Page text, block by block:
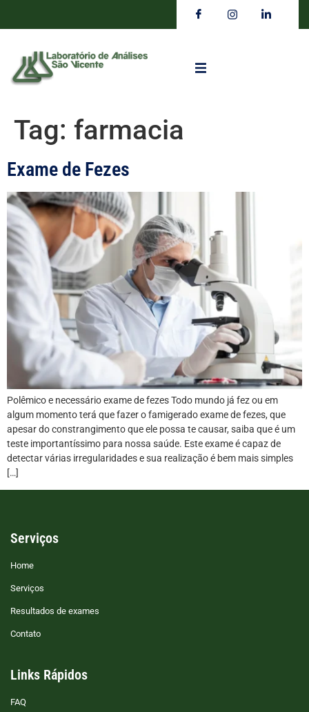
Tag: farmacia
Exame de Fezes
Polêmico e necessário exame de fezes Todo mundo já fez ou em
algum momento terá que fazer o famigerado exame de fezes, que
apesar do constrangimento que ele possa te causar, saiba que é um
teste importantíssimo para nossa saúde. Este exame é capaz de
detectar várias irregularidades e sua realização é bem mais simples
[…]
Serviços
Home
Serviços
Resultados de exames
Contato
Links Rápidos
FAQ